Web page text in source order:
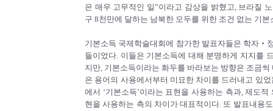
은 매우 고무적인 일”이라고 감상을 밝혔고, 브라질
구 8천만에 달하는 남북한 모두를 위한 조건 없는 기
기본소득 국제학술대회에 참가한 발표자들은 학자‧
들이었다. 이들은 기본소득에 대해 분명하게 지지를
지만, 기본소득이라는 화두를 바라보는 방향은 조금
은 용어의 사용에서부터 미묘한 차이를 드러내고 있
에서 ‘기본소득’이라는 표현을 사용하는 측과, 제도
현을 사용하는 측의 차이가 대표적이다. 또 발표내용